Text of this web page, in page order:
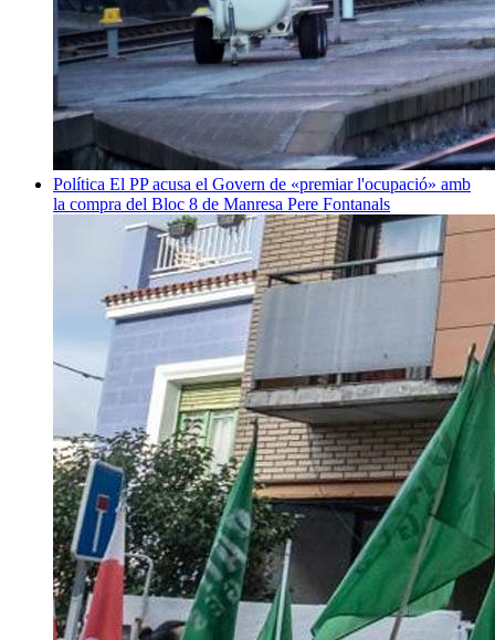
Política El PP acusa el Govern de «premiar l'ocupació» amb
la compra del Bloc 8 de Manresa Pere Fontanals